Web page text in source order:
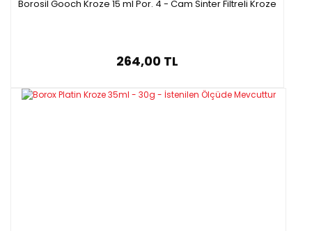
Borosil Gooch Kroze 15 ml Por. 4 - Cam Sinter Filtreli Kroze
264,00 TL